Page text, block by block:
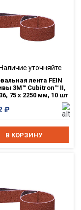
уточняйте
лента FEIN
3M™ Cubitron™ II,
75 x 2250 мм, 10 шт
₽
В КОРЗИНУ